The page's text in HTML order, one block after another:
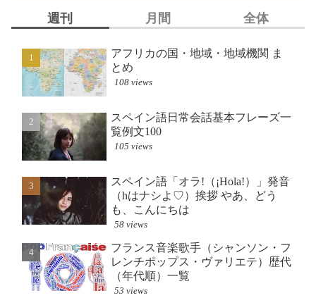
週刊
アフリカの国・地域・地域機関 ま
とめ
108 views
スペイン語日常会話基本フレーズ一
覧例文100
105 views
スペイン語「オラ!（¡Hola!）」発音
（hはナシよ♡）挨拶 やあ、どう
も、こんにちは
58 views
フランス音楽歌手（シャンソン・フ
レンチポップス・ヴァリエテ）歴代
（年代順）一覧
53 views
月間
スペイン語日常会話基
アフリカの国・地域・
スペイン語「オラ!（
（hはナシよ♡）挨拶
ラテンアメリカとは（
など）
全体
フランス音楽歌手（シ
フランス語キーボード
スペイン語日常会話基
覧例文100
フランス語 挨拶（１
ボンジュー（ル）！な